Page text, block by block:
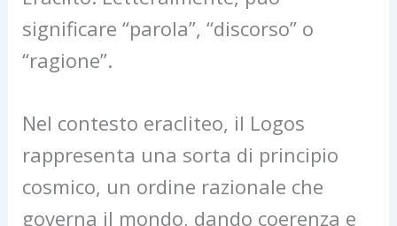
significare “parola”, “discorso” o
“ragione”.
Nel contesto eracliteo, il Logos
rappresenta una sorta di principio
cosmico, un ordine razionale che
governa il mondo, dando coerenza e